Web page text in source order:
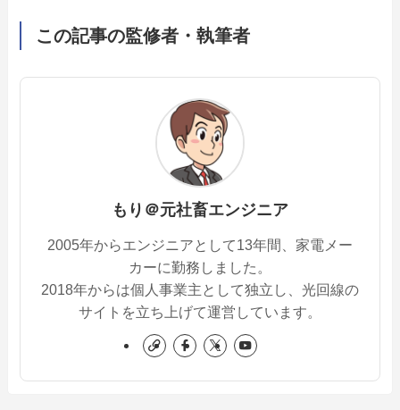
この記事の監修者・執筆者
もり＠元社畜エンジニア
2005年からエンジニアとして13年間、家電メー
カーに勤務しました。
2018年からは個人事業主として独立し、光回線の
サイトを立ち上げて運営しています。